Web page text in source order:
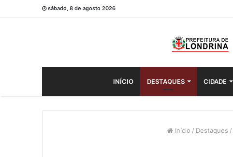
sábado, 8 de agosto 2026
INÍCIO DESTAQUES CIDADE
Início / Destaques /